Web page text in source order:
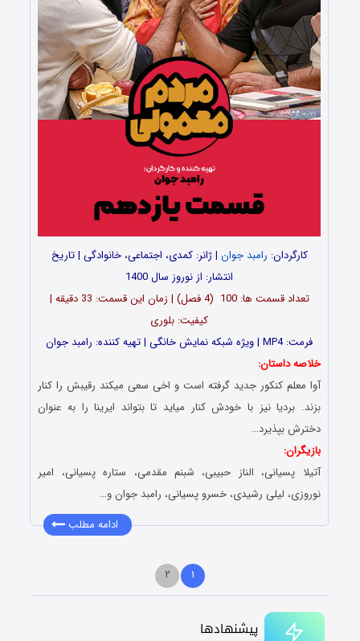
پیشنهادها
کارگردان: رامبد جوان | ژانر: کمدی، اجتماعی، خانوادگی | تاریخ
انتشار: از نوروز سال 1400
تعداد قسمت ها: 100 (4 فصل) | زمان این قسمت: 33 دقیقه |
کیفیت: بلوری
فرمت: MP4 | ویژه شبکه نمایش خانگی | تهیه کننده: رامبد جوان
خلاصه داستان:
آوا معلم کنکور جدید گرفته است و اخى سعى میکند رقیبش را کنار
بزند. بردیا نیز با خودش کنار میاید تا بتواند ایرینا را به عنوان
دخترش بپذیرد…
بازیگران:
آتیلا پسیانی، الناز حبیبی، شبنم مقدمی، ستاره پسیانی، امیر
نوروزی، لیلی رشیدی، خسرو پسیانی، رامبد جوان و…
ادامه مطلب
۱ ۲